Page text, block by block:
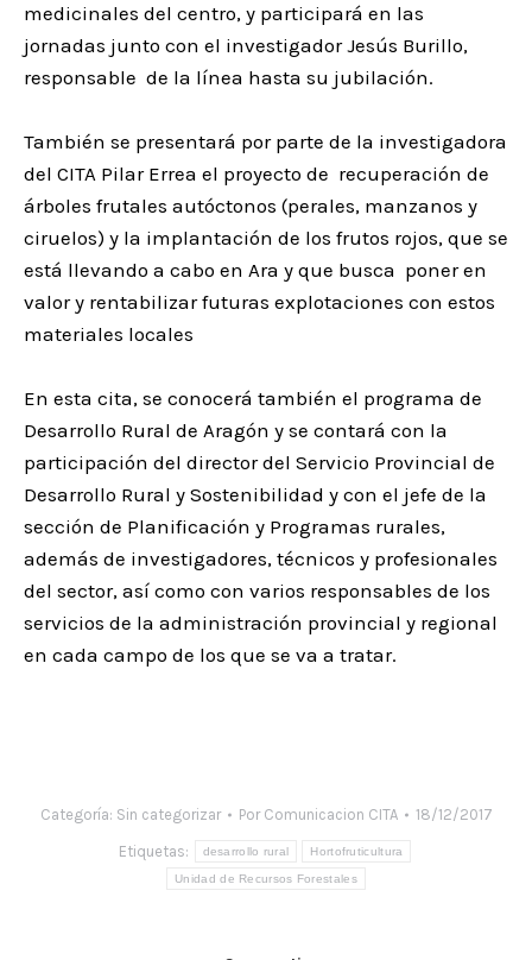
medicinales del centro, y participará en las
jornadas junto con el investigador Jesús Burillo,
responsable de la línea hasta su jubilación.
También se presentará por parte de la investigadora
del CITA Pilar Errea el proyecto de recuperación de
árboles frutales autóctonos (perales, manzanos y
ciruelos) y la implantación de los frutos rojos, que se
está llevando a cabo en Ara y que busca poner en
valor y rentabilizar futuras explotaciones con estos
materiales locales
En esta cita, se conocerá también el programa de
Desarrollo Rural de Aragón y se contará con la
participación del director del Servicio Provincial de
Desarrollo Rural y Sostenibilidad y con el jefe de la
sección de Planificación y Programas rurales,
además de investigadores, técnicos y profesionales
del sector, así como con varios responsables de los
servicios de la administración provincial y regional
en cada campo de los que se va a tratar.
Categoría: Sin categorizar Por Comunicacion CITA 18/12/2017
Etiquetas: desarrollo rural Hortofruticultura
Unidad de Recursos Forestales